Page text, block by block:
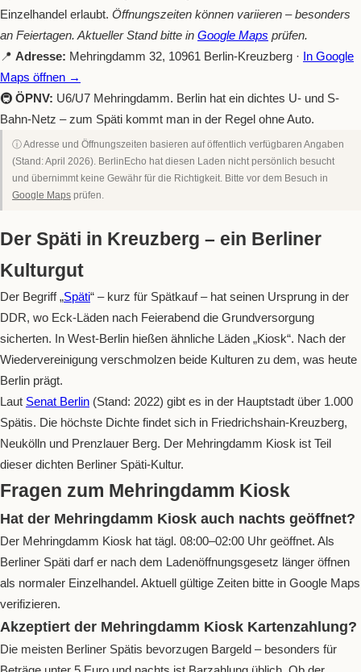
Einzelhandel erlaubt. Öffnungszeiten können variieren – besonders
an Feiertagen. Aktueller Stand bitte in Google Maps prüfen.
📍 Adresse: Mehringdamm 32, 10961 Berlin-Kreuzberg · In Google
Maps öffnen →
🚇 ÖPNV: U6/U7 Mehringdamm. Berlin hat ein dichtes U- und S-
Bahn-Netz – zum Späti kommt man in der Regel ohne Auto.
ⓘ Adresse und Öffnungszeiten basieren auf öffentlich verfügbaren Angaben
(Stand: April 2026). BerlinEcho hat diesen Laden nicht persönlich besucht
und übernimmt keine Gewähr für die Richtigkeit. Bitte vor dem Besuch in
Google Maps prüfen.
Der Späti in Kreuzberg – ein Berliner
Kulturgut
Der Begriff „Späti“ – kurz für Spätkauf – hat seinen Ursprung in der
DDR, wo Eck-Läden nach Feierabend die Grundversorgung
sicherten. In West-Berlin hießen ähnliche Läden „Kiosk“. Nach der
Wiedervereinigung verschmolzen beide Kulturen zu dem, was heute
Berlin prägt.
Laut Senat Berlin (Stand: 2022) gibt es in der Hauptstadt über 1.000
Spätis. Die höchste Dichte findet sich in Friedrichshain-Kreuzberg,
Neukölln und Prenzlauer Berg. Der Mehringdamm Kiosk ist Teil
dieser dichten Berliner Späti-Kultur.
Fragen zum Mehringdamm Kiosk
Hat der Mehringdamm Kiosk auch nachts geöffnet?
Der Mehringdamm Kiosk hat tägl. 08:00–02:00 Uhr geöffnet. Als
Berliner Späti darf er nach dem Ladenöffnungsgesetz länger öffnen
als normaler Einzelhandel. Aktuell gültige Zeiten bitte in Google Maps
verifizieren.
Akzeptiert der Mehringdamm Kiosk Kartenzahlung?
Die meisten Berliner Spätis bevorzugen Bargeld – besonders für